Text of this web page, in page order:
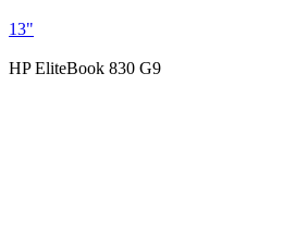
13"
HP EliteBook 830 G9